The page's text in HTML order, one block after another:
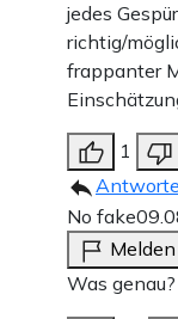
jedes
richtig/
frappanter
1
No fake
Melden
Was genau?